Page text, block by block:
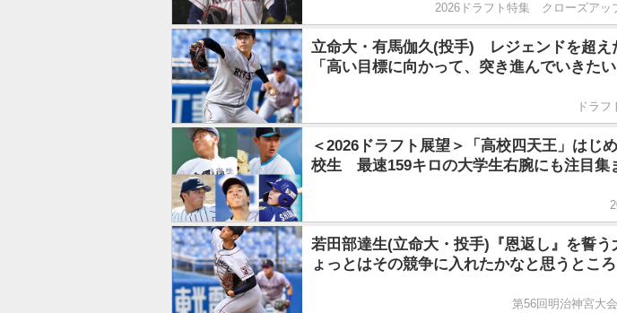
2026ドラフト特集 クローズアッ
立命大・有馬伽久(投手) レジェンドを超え
「高い目標に向かって、突き進んでいきたい
ドラ
＜2026ドラフト展望＞「高校四天王」はじ
校生 最速159キロの大学生右腕にも注目集
若田部達生(立命大・投手)『恩返し』を誓う
ょっとはその競争に入れたかなと思うところ
第56回明治神宮大